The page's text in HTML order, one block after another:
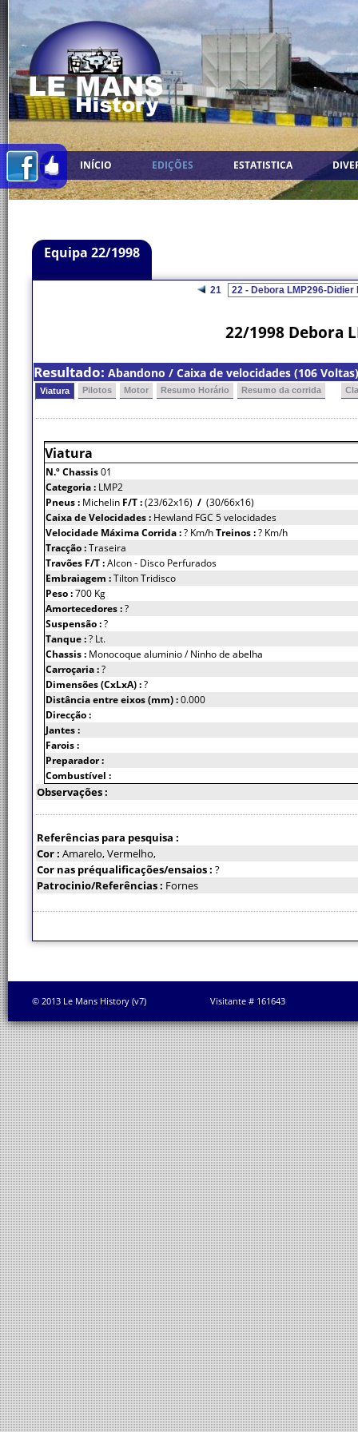
INÍCIO EDIÇÕES ESTATISTICA
Equipa 22/1998
21
22/1998 Debora
Resultado: Abandono / Caixa de velocidades (106 Voltas)
Viatura Pilotos Motor Resumo Horário Resumo da corrida
Viatura
N.º Chassis01
Categoria : LMP2
Pneus : Michelin F/T :(23/62x16) / (30/66x16)
Caixa de Velocidades : Hewland FGC 5 velocidades
Velocidade Máxima Corrida :? Km/hTreinos :? Km/h
Tracção :Traseira
Travões F/T :Alcon - Disco Perfurados
Embraiagem :Tilton Tridisco
Peso :700 Kg
Amortecedores :?
Suspensão :?
Tanque :? Lt.
Chassis : Monocoque aluminio / Ninho de abelha
Carroçaria :?
Dimensões (CxLxA) :?
Distância entre eixos (mm) :0.000
Direcção :
Jantes :
Farois :
Preparador :
Combustível :
Observações :
Referências para pesquisa :
Cor : Amarelo, Vermelho,
Cor nas préqualificações/ensaios : ?
Patrocinio/Referências : Fornes
© 2013 Le Mans History (v7) Visitante # 161643